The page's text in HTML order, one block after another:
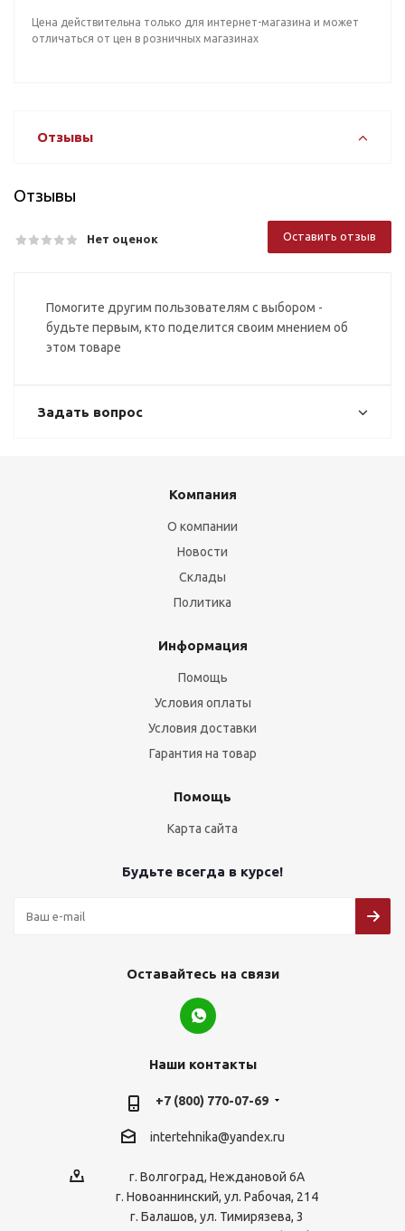
Цена действительна только для интернет-магазина и может
отличаться от цен в розничных магазинах
Отзывы
Отзывы
Нет оценок Оставить отзыв
Помогите другим пользователям с выбором -
будьте первым, кто поделится своим мнением об
этом товаре
Задать вопрос
Компания
О компании
Новости
Склады
Политика
Информация
Помощь
Условия оплаты
Условия доставки
Гарантия на товар
Помощь
Карта сайта
Будьте всегда в курсе!
Оставайтесь на связи
Наши контакты
+7 (800) 770-07-69
intertehnika@yandex.ru
г. Волгоград, Неждановой 6А
г. Новоаннинский, ул. Рабочая, 214
г. Балашов, ул. Тимирязева, 3